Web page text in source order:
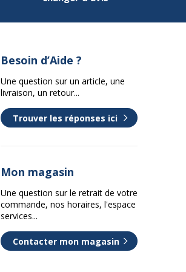
Besoin d’Aide ?
Une question sur un article, une
livraison, un retour...
Trouver les réponses ici
Mon magasin
Une question sur le retrait de votre
commande, nos horaires, l'espace
services...
Contacter mon magasin